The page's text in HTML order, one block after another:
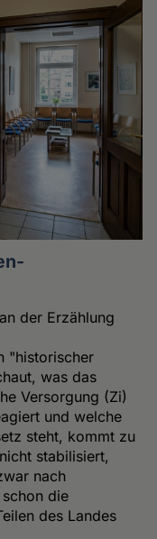
der Erzählung
"historischer
was das
Versorgung (Zi)
und welche
steht, kommt zu
stabilisiert,
nach
die
des Landes